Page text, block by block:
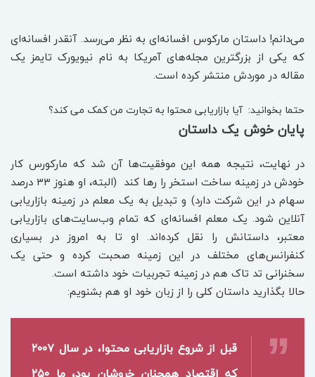
می‌دانم! داستان مارکوس افسانه‌ای به نظر می‌رسد. آنقدر افسانه‌ای
که یکی از بزرگترین مجله‌های آمریکا به نام نیویورک تایمز یک
مقاله در موردش منتشر کرده است.
حتما بخوانید: آیا بازاریابی محتوا به تجارت من کمک می کند؟
پایان خوش یک داستان
در نهایت، نتیجه همه این موفقیت‌ها آن شد که مارکورس کار
خودش در زمینه ساخت استخر را رها کند (البته، او هنوز ۳۳ درصد
سهام در این شرکت دارد) و تبدیل به یک معلم در زمینه بازاریابی
آنلاین شود. یک معلم افسانه‌ای که تمام وب‌سایت‌های بازاریابی
معتبر، داستانش را نقل کرده‌اند. او تا به امروز در بسیاری
کنفرانس‌های مختلف در این زمینه صحبت کرده و حتی یک
سخنرانی تد تاک هم در زمینه تجربیات خود داشته است.
حالا بگذارید داستان کلی را از زبان خود او هم بشنویم:
قبل از شروع بازاریابی محتوا، در سال ۲۰۰۷